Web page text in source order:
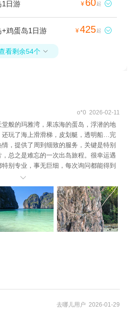
1日游 ¥ 60起 
+鸡蛋岛1日游 ¥425起 
看剩余54个 
o*0 2026-02-11
般的玛雅湾，果冻海的蛋岛，浮潜的地
还玩了海上滑滑梯，皮划艇，透明船…完
，提供了周到细致的服务，关键是特别
总之是难忘的一次出岛旅程。很幸运遇
别专业，事无巨细，每次询问都能得到
所有普吉岛的行程都是在这里订的，感

去哪儿用户 2026-01-29